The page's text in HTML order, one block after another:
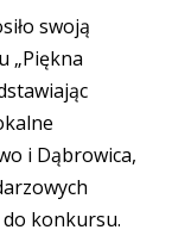
swoją
„Piękna
i Dąbrowica,
do konkursu.